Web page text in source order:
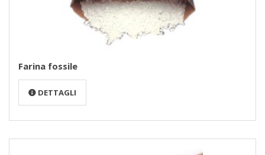
Farina fossile
DETTAGLI